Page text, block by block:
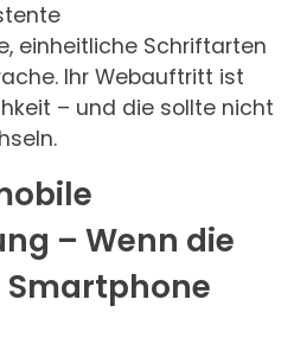
einheitliche Schriftarten
Ihr Webauftritt ist
– und die sollte nicht
– Wenn die
Smartphone